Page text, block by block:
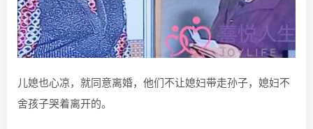
儿媳也心凉，就同意离婚，他们不让媳妇带走孙子，媳妇不
舍孩子哭着离开的。